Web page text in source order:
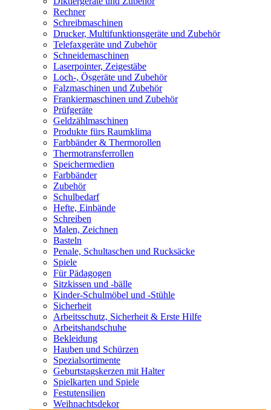
Rechner
Schreibmaschinen
Drucker, Multifunktionsgeräte und Zubehör
Telefaxgeräte und Zubehör
Schneidemaschinen
Laserpointer, Zeigestäbe
Loch-, Ösgeräte und Zubehör
Falzmaschinen und Zubehör
Frankiermaschinen und Zubehör
Prüfgeräte
Geldzählmaschinen
Produkte fürs Raumklima
Farbbänder & Thermorollen
Thermotransferrollen
Speichermedien
Farbbänder
Zubehör
Schulbedarf
Hefte, Einbände
Schreiben
Malen, Zeichnen
Basteln
Penale, Schultaschen und Rucksäcke
Spiele
Für Pädagogen
Sitzkissen und -bälle
Kinder-Schulmöbel und -Stühle
Sicherheit
Arbeitsschutz, Sicherheit & Erste Hilfe
Arbeitshandschuhe
Bekleidung
Hauben und Schürzen
Spezialsortimente
Geburtstagskerzen mit Halter
Spielkarten und Spiele
Festutensilien
Weihnachtsdekor